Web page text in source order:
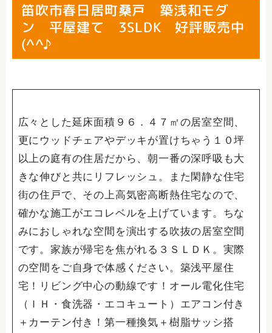
笛吹市春日居町桑戸 築浅和モダ
ン 平屋建て 3SLDK 好評販売中
(^^♪
広々とした延床面積９６．４７㎡の居室空間、
更にウッドチェアやデッキが置けちゃう１０坪
以上の庭有の住居だから、朝一番の深呼吸も大
きな伸びと共にリフレッシュ。また閑静な住宅
街の住戸で、その上高気密高断熱住宅なので、
確かな施工がエコレベルを上げています。ちな
みにおしゃれな空間を演出する吹抜の居室空間
です。家族が帰宅を焦がれる３ＳＬＤＫ。実際
の空間をご自身で体感ください。築浅平屋住
宅！リビング中心の動線です！オール電化住宅
（ＩＨ・食洗器・エコキュート）エアコン付き
＋カーテン付き！第一種換気＋樹脂サッシ搭